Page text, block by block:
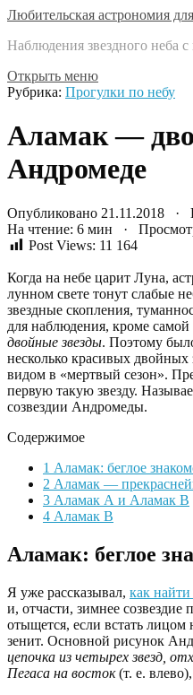
Любительская астрономия
Наблюдения звездного неба с
Открыть меню
Рубрика: Прогулки по небу
Аламак —
Андромеде
Опубликовано 21.11.2018 ·
На чтение: 6 мин ·
Post Views: 11 164
Когда на небе царит Луна,
лунном свете тонут слабые
звездные скопления,
для наблюдения, кроме
двойные звезды. Поэтому
несколько красивых двойных
видом в «мертвый сезон».
первую такую звезду.
созвездии Андромеды.
Содержимое
1 Аламак: беглое
2 Аламак —
3 Аламак А и Аламак B
4 Аламак B
Аламак: беглое
Я уже рассказывал, как
и, отчасти, зимнее созвездие
отыщется, если встать
зенит. Основной рисунок
цепочка из четырех звезд,
Пегаса на восток(т. е.